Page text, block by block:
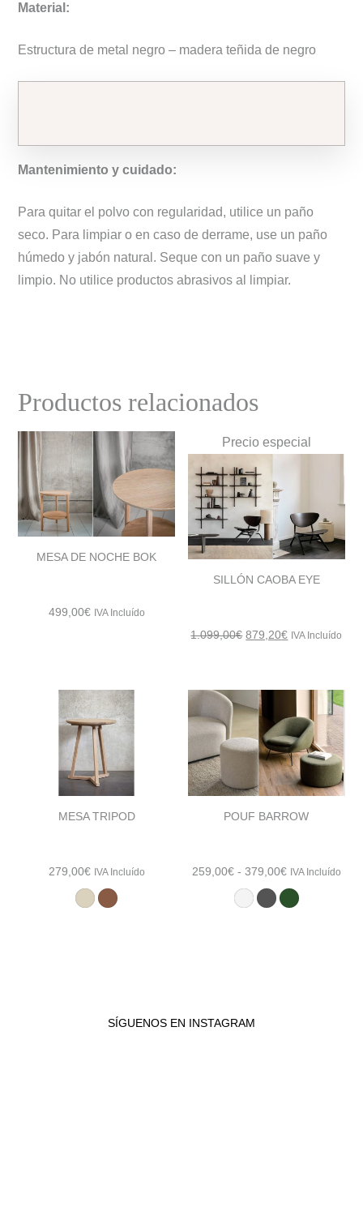
Material:
Estructura de metal negro – madera teñida de negro
Mantenimiento y cuidado:
Para quitar el polvo con regularidad, utilice un paño
seco. Para limpiar o en caso de derrame, use un paño
húmedo y jabón natural. Seque con un paño suave y
limpio. No utilice productos abrasivos al limpiar.
Productos relacionados
MESA DE NOCHE BOK
499,00€ IVA Incluído
Precio especial
SILLÓN CAOBA EYE
1.099,00€ El
era:
1.099,00€.
879,20€El
es:
879,20€.
IVA Incluído
MESA TRIPOD
279,00€ IVA Incluído
POUF BARROW
259,00€ - 379,00€Rango
de
precios:
IVA Incluído
SÍGUENOS EN INSTAGRAM